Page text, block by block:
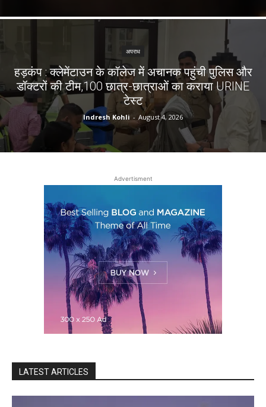
अपराध
हड़कंप : क्लेमेंटाउन के कॉलेज में अचानक पहुंची पुलिस और
डॉक्टरों की टीम,100 छात्र-छात्राओं का कराया URINE
टेस्ट
Indresh Kohli - August 4, 2026
Advertisment
LATEST ARTICLES